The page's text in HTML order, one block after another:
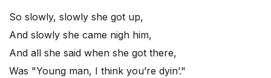
So slowly, slowly she got up,
And slowly she came nigh him,
And all she said when she got there,
Was "Young man, I think you’re dyin’."